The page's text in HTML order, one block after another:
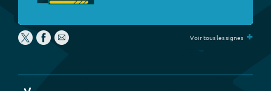
Voir tous les signes +